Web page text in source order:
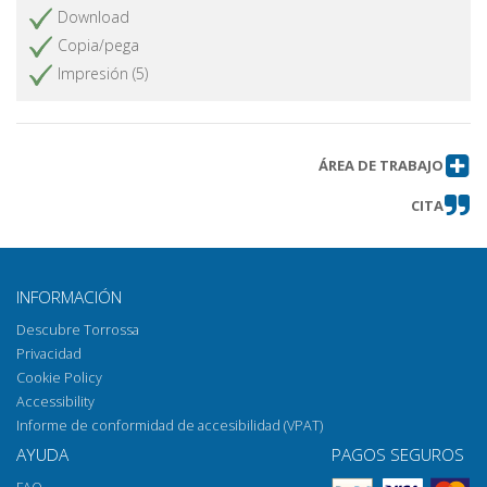
Download
Copia/pega
Impresión (5)
ÁREA DE TRABAJO
CITA
INFORMACIÓN
Descubre Torrossa
Privacidad
Cookie Policy
Accessibility
Informe de conformidad de accesibilidad (VPAT)
AYUDA PAGOS SEGUROS